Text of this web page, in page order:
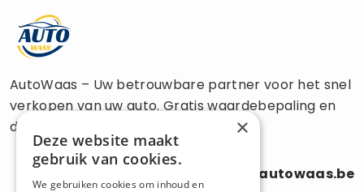
AutoWaas – Uw betrouwbare partner voor het snel
verkopen van uw auto. Gratis waardebepaling en
directe uitbetaling.
info@autowaas.be
×
Deze website maakt
gebruik van cookies.
We gebruiken cookies om inhoud en